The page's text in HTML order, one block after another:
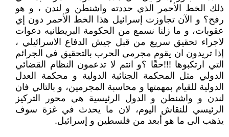
ذلك الخط الأحمر الذي حددته واشنطن و لندن ، و هو
رفح؟ و الآن تجاوزت إسرائيل هذا الخط الأحمر دون إي
عقوبات، و ما زلنا نسمع من الحكومة البريطانيه دعوات
لاجراء تحقيق سريع من قبل جيش الدفاع الاسرائيلي ،
إذا تريدون ان يقوم مجرمي الحرب بالتحقيق في الجرائم
التي ارتكبوها !!!حقًا ؟و انتم لا تدعمون النظام القضائي
الدولي مثل المحكمة الجنائية الدولية و محكمة العدل
الدولية للقيام بمهمتها و محاسبة المجرمين، و بالتالي فان
لندن و واشنطن و الدول الرئيسية هي محور التركيز
الرئيسي للنقاش اليوم، لان ما يحدث في غزة سوف
يذهب الى ما هو أبعد من فلسطين و إسرائيل.